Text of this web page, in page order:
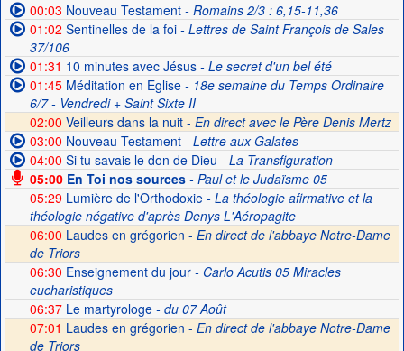
00:03 Nouveau Testament- Romains 2/3 : 6,15-11,36
01:02 Sentinelles de la foi- Lettres de Saint François de Sales
37/106
01:31 10 minutes avec Jésus- Le secret d'un bel été
01:45Méditation en Eglise- 18e semaine du Temps Ordinaire
6/7 - Vendredi + Saint Sixte II
02:00 Veilleurs dans la nuit - En direct avec le Père Denis Mertz
03:00 Nouveau Testament- Lettre aux Galates
04:00 Si tu savais le don de Dieu - La Transfiguration
05:00En Toi nos sources- Paul et le Judaïsme 05
05:29Lumière de l'Orthodoxie- La théologie afirmative et la
théologie négative d'après Denys L'Aéropagite
06:00 Laudes en grégorien - En direct de l'abbaye Notre-Dame
de Triors
06:30 Enseignement du jour- Carlo Acutis 05 Miracles
eucharistiques
06:37Le martyrologe- du 07 Août
07:01 Laudes en grégorien - En direct de l'abbaye Notre-Dame
de Triors